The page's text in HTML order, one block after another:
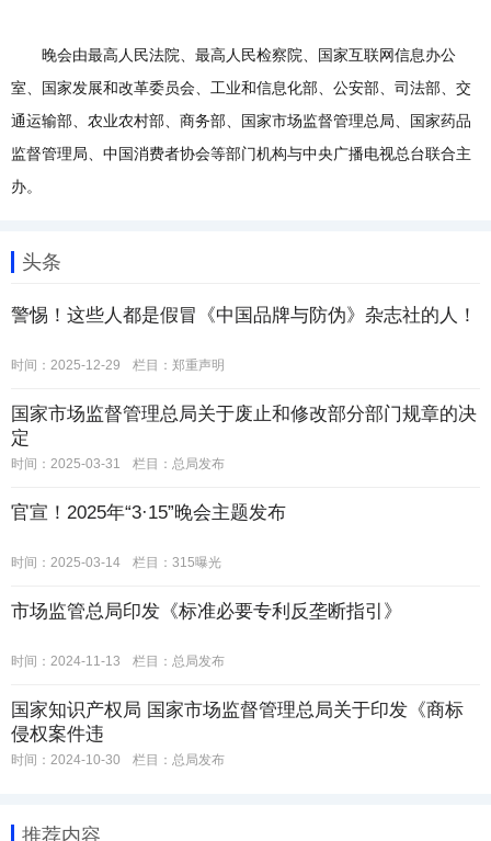
晚会由最高人民法院、最高人民检察院、国家互联网信息办公
室、国家发展和改革委员会、工业和信息化部、公安部、司法部、交
通运输部、农业农村部、商务部、国家市场监督管理总局、国家药品
监督管理局、中国消费者协会等部门机构与中央广播电视总台联合主
办。
头条
警惕！这些人都是假冒《中国品牌与防伪》杂志社的人！
时间：2025-12-29 栏目： 郑重声明
国家市场监督管理总局关于废止和修改部分部门规章的决
定
时间：2025-03-31 栏目： 总局发布
官宣！2025年“3·15”晚会主题发布
时间：2025-03-14 栏目： 315曝光
市场监管总局印发《标准必要专利反垄断指引》
时间：2024-11-13 栏目： 总局发布
国家知识产权局 国家市场监督管理总局关于印发《商标
侵权案件违
时间：2024-10-30 栏目： 总局发布
推荐内容